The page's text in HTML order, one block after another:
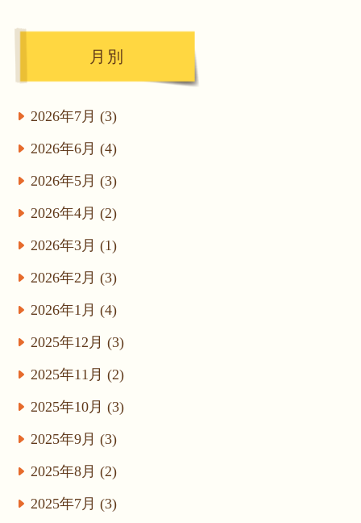
月別
2026年7月 (3)
2026年6月 (4)
2026年5月 (3)
2026年4月 (2)
2026年3月 (1)
2026年2月 (3)
2026年1月 (4)
2025年12月 (3)
2025年11月 (2)
2025年10月 (3)
2025年9月 (3)
2025年8月 (2)
2025年7月 (3)